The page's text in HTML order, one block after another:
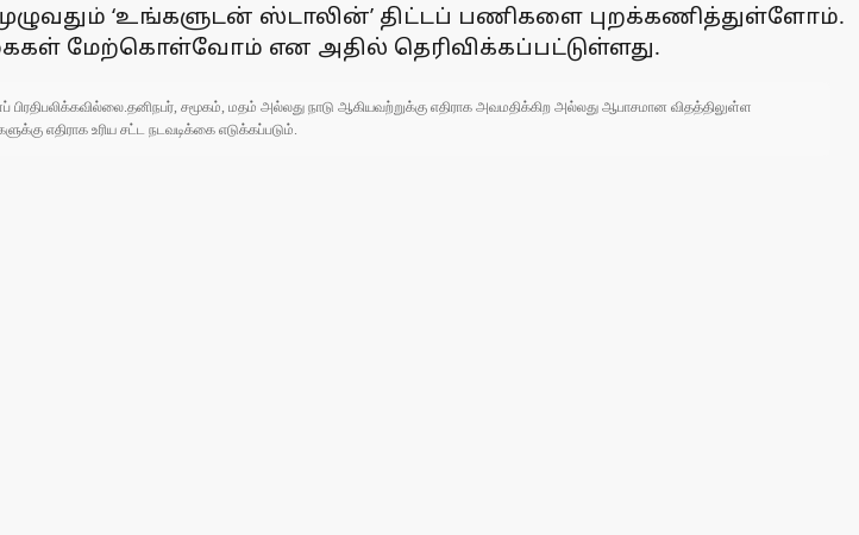
‘உங்களுடன் ஸ்டாலின்’ திட்டப் பணிகளை புறக்கணித்துள்ளோம்.
மேற்கொள்வோம் என அதில் தெரிவிக்கப்பட்டுள்ளது.
சமூகம், மதம் அல்லது நாடு ஆகியவற்றுக்கு எதிராக அவமதிக்கிற அல்லது ஆபாசமான விதத்திலுள்ள
எதிராக உரிய சட்ட நடவடிக்கை எடுக்கப்படும்.